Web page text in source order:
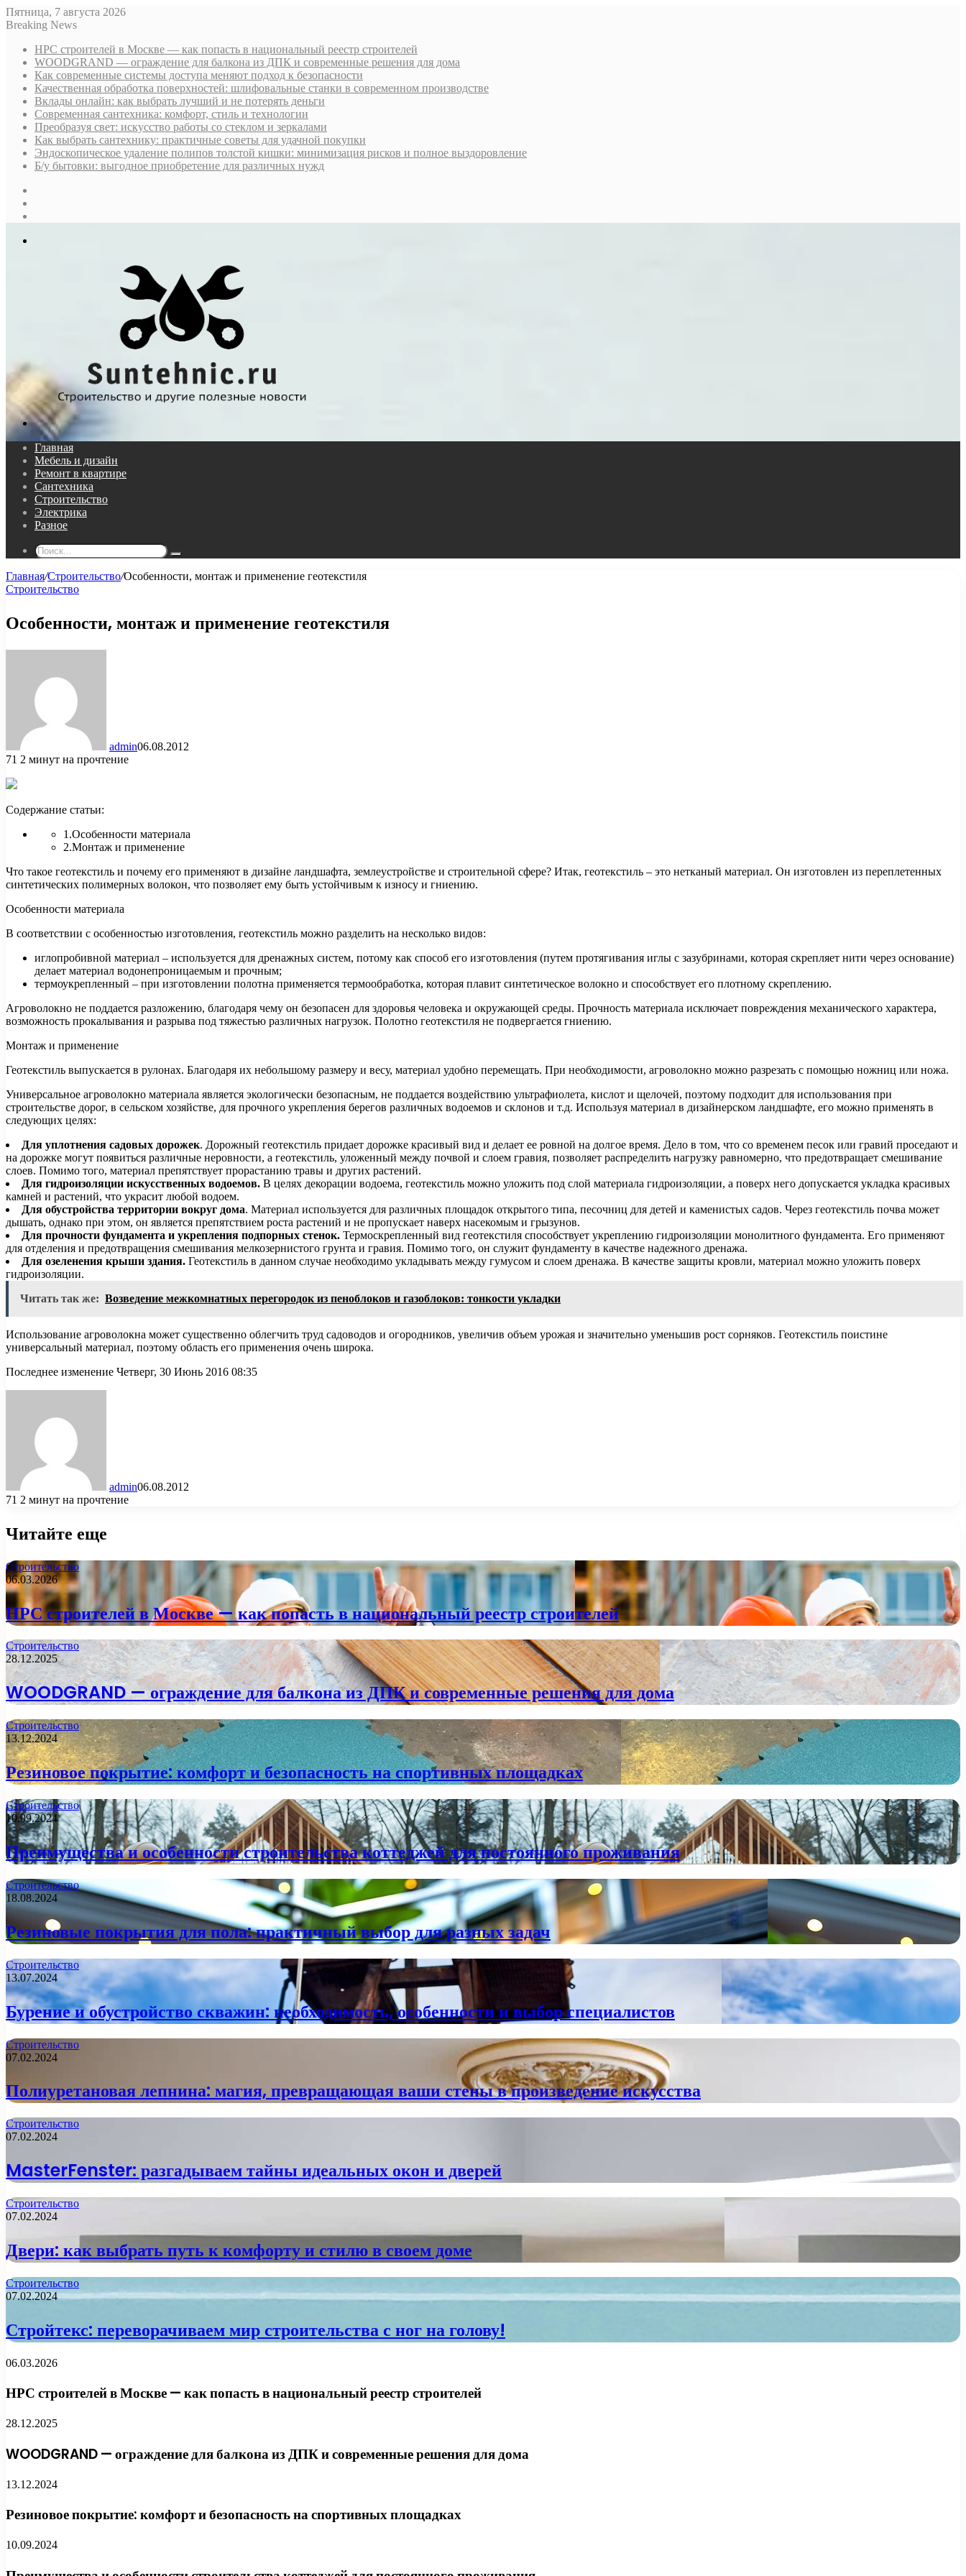
Пятница, 7 августа 2026
Breaking News
НРС строителей в Москве — как попасть в национальный реестр строителей
WOODGRAND — ограждение для балкона из ДПК и современные решения для дома
Как современные системы доступа меняют подход к безопасности
Качественная обработка поверхностей: шлифовальные станки в современном производстве
Вклады онлайн: как выбрать лучший и не потерять деньги
Современная сантехника: комфорт, стиль и технологии
Преобразуя свет: искусство работы со стеклом и зеркалами
Как выбрать сантехнику: практичные советы для удачной покупки
Эндоскопическое удаление полипов толстой кишки: минимизация рисков и полное выздоровление
Б/у бытовки: выгодное приобретение для различных нужд
Поиск...
Главная
Мебель и дизайн
Ремонт в квартире
Сантехника
Строительство
Электрика
Разное
Поиск...
Главная/Строительство/Особенности, монтаж и применение геотекстиля
Строительство
Особенности, монтаж и применение геотекстиля
admin06.08.2012
71 2 минут на прочтение
Содержание статьи:
1.Особенности материала
2.Монтаж и применение
Что такое геотекстиль и почему его применяют в дизайне ландшафта, землеустройстве и строительной сфере? Итак, геотекстиль – это нетканый материал. Он изготовлен из переплетенных
синтетических полимерных волокон, что позволяет ему быть устойчивым к износу и гниению.
Особенности материала
В соответствии с особенностью изготовления, геотекстиль можно разделить на несколько видов:
иглопробивной материал – используется для дренажных систем, потому как способ его изготовления (путем протягивания иглы с зазубринами, которая скрепляет нити через основание)
делает материал водонепроницаемым и прочным;
термоукрепленный – при изготовлении полотна применяется термообработка, которая плавит синтетическое волокно и способствует его плотному скреплению.
Агроволокно не поддается разложению, благодаря чему он безопасен для здоровья человека и окружающей среды. Прочность материала исключает повреждения механического характера,
возможность прокалывания и разрыва под тяжестью различных нагрузок. Полотно геотекстиля не подвергается гниению.
Монтаж и применение
Геотекстиль выпускается в рулонах. Благодаря их небольшому размеру и весу, материал удобно перемещать. При необходимости, агроволокно можно разрезать с помощью ножниц или ножа.
Универсальное агроволокно материала является экологически безопасным, не поддается воздействию ультрафиолета, кислот и щелочей, поэтому подходит для использования при
строительстве дорог, в сельском хозяйстве, для прочного укрепления берегов различных водоемов и склонов и т.д. Используя материал в дизайнерском ландшафте, его можно применять в
следующих целях:
Для уплотнения садовых дорожек. Дорожный геотекстиль придает дорожке красивый вид и делает ее ровной на долгое время. Дело в том, что со временем песок или гравий проседают и
на дорожке могут появиться различные неровности, а геотекстиль, уложенный между почвой и слоем гравия, позволяет распределить нагрузку равномерно, что предотвращает смешивание
слоев. Помимо того, материал препятствует прорастанию травы и других растений.
Для гидроизоляции искусственных водоемов. В целях декорации водоема, геотекстиль можно уложить под слой материала гидроизоляции, а поверх него допускается укладка красивых
камней и растений, что украсит любой водоем.
Для обустройства территории вокруг дома. Материал используется для различных площадок открытого типа, песочниц для детей и каменистых садов. Через геотекстиль почва может
дышать, однако при этом, он является препятствием роста растений и не пропускает наверх насекомым и грызунов.
Для прочности фундамента и укрепления подпорных стенок. Термоскрепленный вид геотекстиля способствует укреплению гидроизоляции монолитного фундамента. Его применяют
для отделения и предотвращения смешивания мелкозернистого грунта и гравия. Помимо того, он служит фундаменту в качестве надежного дренажа.
Для озеленения крыши здания. Геотекстиль в данном случае необходимо укладывать между гумусом и слоем дренажа. В качестве защиты кровли, материал можно уложить поверх
гидроизоляции.
Читать так же: Возведение межкомнатных перегородок из пеноблоков и газоблоков: тонкости укладки
Использование агроволокна может существенно облегчить труд садоводов и огородников, увеличив объем урожая и значительно уменьшив рост сорняков. Геотекстиль поистине
универсальный материал, поэтому область его применения очень широка.
Последнее изменение Четверг, 30 Июнь 2016 08:35
admin06.08.2012
71 2 минут на прочтение
Читайте еще
Строительство
06.03.2026
НРС строителей в Москве — как попасть в национальный реестр строителей
Строительство
28.12.2025
WOODGRAND — ограждение для балкона из ДПК и современные решения для дома
Строительство
13.12.2024
Резиновое покрытие: комфорт и безопасность на спортивных площадках
Строительство
10.09.2024
Преимущества и особенности строительства коттеджей для постоянного проживания
Строительство
18.08.2024
Резиновые покрытия для пола: практичный выбор для разных задач
Строительство
13.07.2024
Бурение и обустройство скважин: необходимость, особенности и выбор специалистов
Строительство
07.02.2024
Полиуретановая лепнина: магия, превращающая ваши стены в произведение искусства
Строительство
07.02.2024
MasterFenster: разгадываем тайны идеальных окон и дверей
Строительство
07.02.2024
Двери: как выбрать путь к комфорту и стилю в своем доме
Строительство
07.02.2024
Стройтекс: переворачиваем мир строительства с ног на голову!
06.03.2026
НРС строителей в Москве — как попасть в национальный реестр строителей
28.12.2025
WOODGRAND — ограждение для балкона из ДПК и современные решения для дома
13.12.2024
Резиновое покрытие: комфорт и безопасность на спортивных площадках
10.09.2024